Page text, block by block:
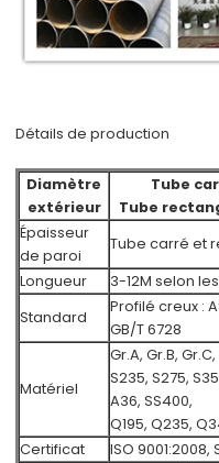
Détails de production
Diamètre
extérieur
Tube
Tube
Épaisseur
de paroi
Tube carré et
Longueur
3-12M selon
Standard
Profilé creux :
GB/T 6728
Matériel
Gr.A, Gr.B, Gr.C,
S235, S275,
A36, SS400,
Q195, Q235,
Certificat
ISO 9001:2008,